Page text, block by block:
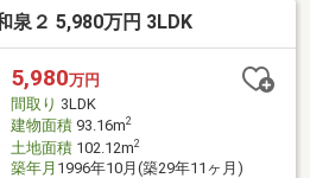
泉２ 5,980万円 3LDK
5,980万円
間取り 3LDK
建物面積93.16m2
土地面積102.12m2
築年月 1996年10月(築29年11ヶ月)